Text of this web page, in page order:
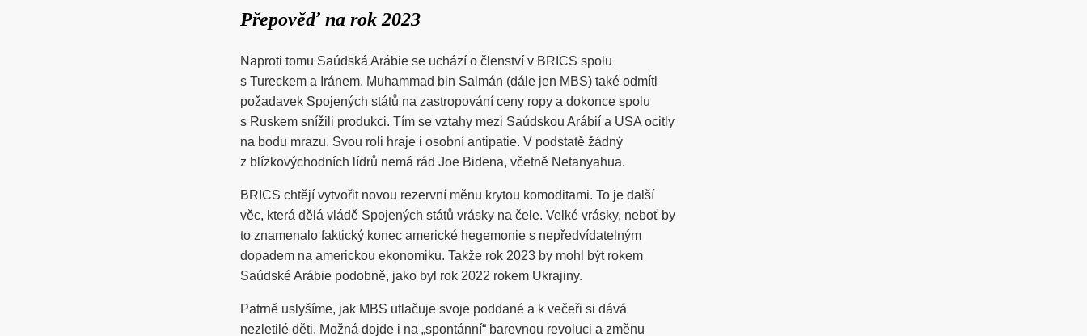
Přepověď na rok 2023
Naproti tomu Saúdská Arábie se uchází o členství v BRICS spolu
s Tureckem a Iránem. Muhammad bin Salmán (dále jen MBS) také odmítl
požadavek Spojených států na zastropování ceny ropy a dokonce spolu
s Ruskem snížili produkci. Tím se vztahy mezi Saúdskou Arábií a USA ocitly
na bodu mrazu. Svou roli hraje i osobní antipatie. V podstatě žádný
z blízkovýchodních lídrů nemá rád Joe Bidena, včetně Netanyahua.
BRICS chtějí vytvořit novou rezervní měnu krytou komoditami. To je další
věc, která dělá vládě Spojených států vrásky na čele. Velké vrásky, neboť by
to znamenalo faktický konec americké hegemonie s nepředvídatelným
dopadem na americkou ekonomiku. Takže rok 2023 by mohl být rokem
Saúdské Arábie podobně, jako byl rok 2022 rokem Ukrajiny.
Patrně uslyšíme, jak MBS utlačuje svoje poddané a k večeři si dává
nezletilé děti. Možná dojde i na „spontánní“ barevnou revoluci a změnu